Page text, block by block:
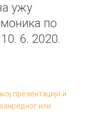
ужу
по
6. 2020.
презентацији и
или